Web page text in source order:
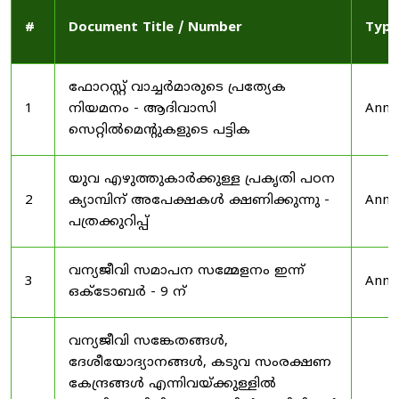
# Document Title / Number Type
1
ഫോറസ്റ്റ് വാച്ചർമാരുടെ പ്രത്യേക
നിയമനം - ആദിവാസി
സെറ്റിൽമെന്റുകളുടെ പട്ടിക
2
യുവ എഴുത്തുകാർക്കുള്ള പ്രകൃതി പഠന
ക്യാമ്പിന് അപേക്ഷകൾ ക്ഷണിക്കുന്നു -
പത്രക്കുറിപ്പ്
3
വന്യജീവി സമാപന സമ്മേളനം ഇന്ന്
ഒക്ടോബർ - 9 ന്
വന്യജീവി സങ്കേതങ്ങൾ,
ദേശീയോദ്യാനങ്ങൾ, കടുവ സംരക്ഷണ
കേന്ദ്രങ്ങൾ എന്നിവയ്ക്കുള്ളിൽ